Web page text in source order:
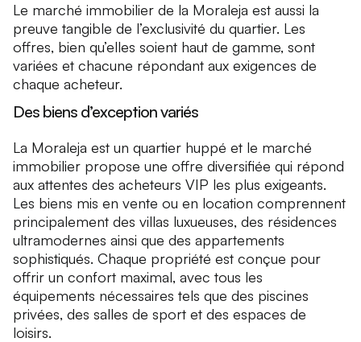
Le marché immobilier de la Moraleja est aussi la
preuve tangible de l’exclusivité du quartier. Les
offres, bien qu’elles soient haut de gamme, sont
variées et chacune répondant aux exigences de
chaque acheteur.
Des biens d’exception variés
La Moraleja est un quartier huppé et le marché
immobilier propose une offre diversifiée qui répond
aux attentes des acheteurs VIP les plus exigeants.
Les biens mis en vente ou en location comprennent
principalement des villas luxueuses, des résidences
ultramodernes ainsi que des appartements
sophistiqués. Chaque propriété est conçue pour
offrir un confort maximal, avec tous les
équipements nécessaires tels que des piscines
privées, des salles de sport et des espaces de
loisirs.